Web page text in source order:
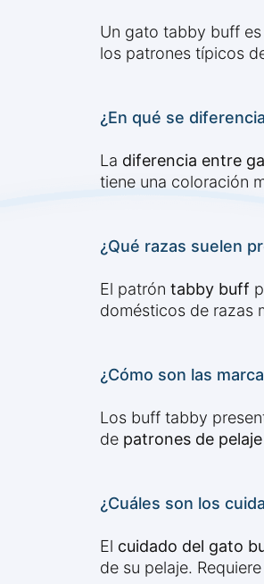
Un gato tabby buff
los patrones típicos
¿En qué se
La diferencia entre
tiene una coloración
¿Qué razas suelen
El patrón tabby buff
domésticos de razas
¿Cómo son las
Los buff tabby
de patrones de
¿Cuáles son los
El cuidado del gato
de su pelaje.